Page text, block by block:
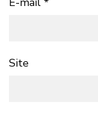
Site